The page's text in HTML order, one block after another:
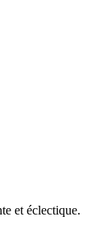
et éclectique.